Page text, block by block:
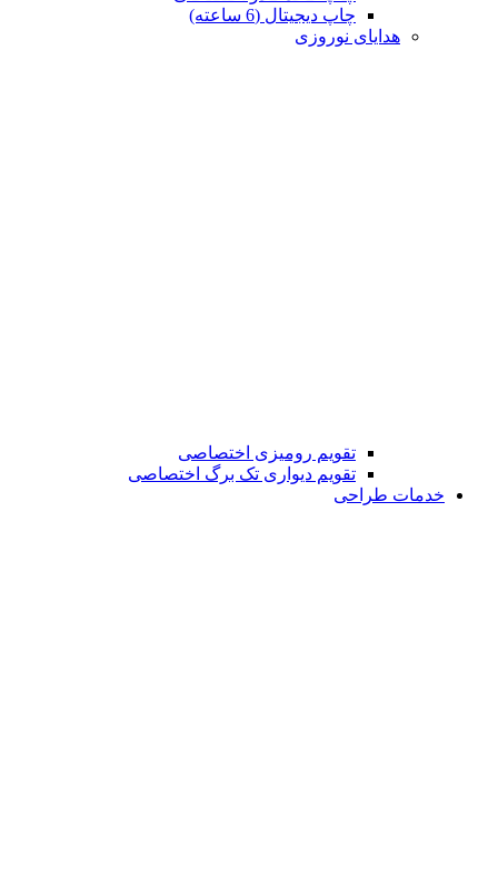
چاپ دیجیتال (6 ساعته)
هدایای نوروزی
تقویم رومیزی اختصاصی
تقویم دیواری تک برگ اختصاصی
خدمات طراحی